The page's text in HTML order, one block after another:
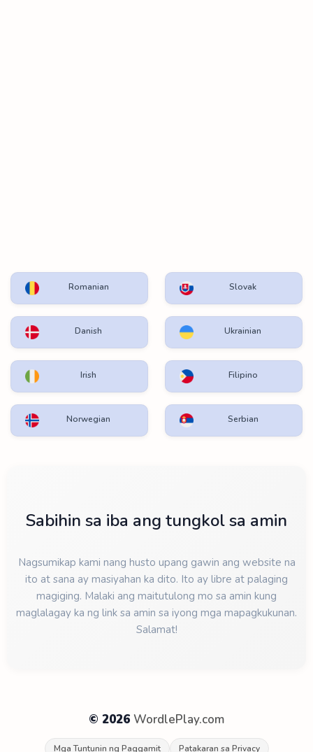
Romanian Slovak
Danish Ukrainian
Irish Filipino
Norwegian Serbian
Sabihin sa iba ang tungkol sa amin
Nagsumikap kami nang husto upang gawin ang website na
ito at sana ay masiyahan ka dito. Ito ay libre at palaging
magiging. Malaki ang maitutulong mo sa amin kung
maglalagay ka ng link sa amin sa iyong mga mapagkukunan.
Salamat!
© 2026 WordlePlay.com
Mga Tuntunin ng Paggamit Patakaran sa Privacy